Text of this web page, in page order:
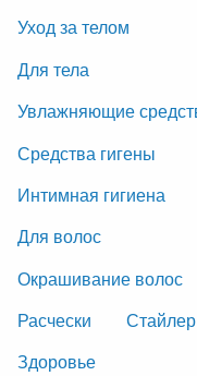
Уход за телом
Для тела
Увлажняющие
Средства гигены
Интимная гигиена
Для волос
Окрашивание волос
Расчески
Здоровье